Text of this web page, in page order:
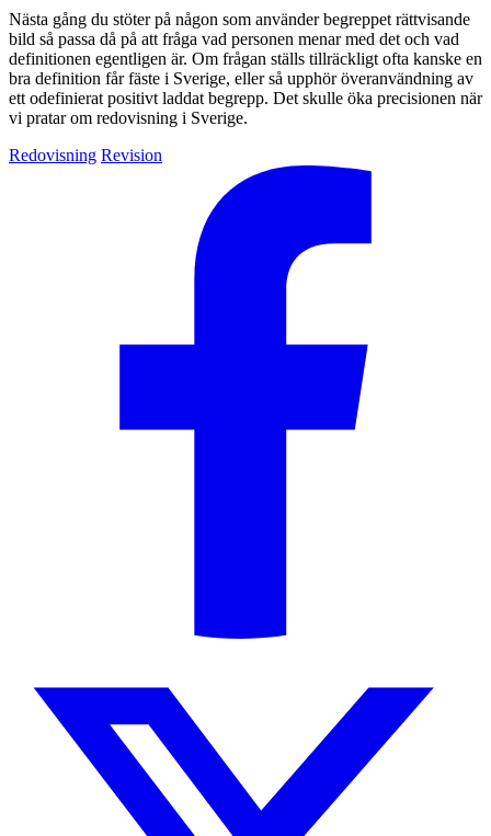
Nästa gång du stöter på någon som använder begreppet rättvisande
bild så passa då på att fråga vad personen menar med det och vad
definitionen egentligen är. Om frågan ställs tillräckligt ofta kanske en
bra definition får fäste i Sverige, eller så upphör överanvändning av
ett odefinierat positivt laddat begrepp. Det skulle öka precisionen när
vi pratar om redovisning i Sverige.
Redovisning Revision